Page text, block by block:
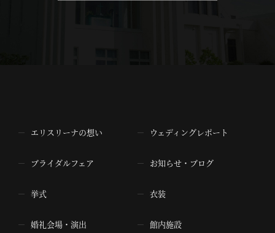
エリスリーナの想い
ブライダルフェア
挙式
婚礼会場・演出
ウェディングレポート
お知らせ・ブログ
衣装
館内施設